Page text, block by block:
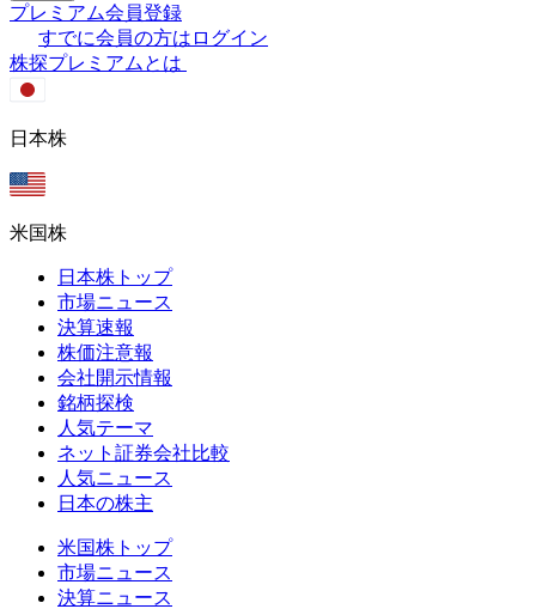
プレミアム会員登録
すでに会員の方はログイン
株探プレミアムとは
日本株
米国株
日本株トップ
市場ニュース
決算速報
株価注意報
会社開示情報
銘柄探検
人気テーマ
ネット証券会社比較
人気ニュース
日本の株主
米国株トップ
市場ニュース
決算ニュース